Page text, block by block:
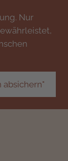
Nur
absichern"